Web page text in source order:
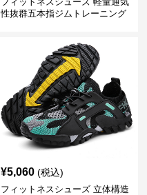
性抜群五本指ジムトレーニング
¥5,060 (税込)
フィットネスシューズ 立体構造